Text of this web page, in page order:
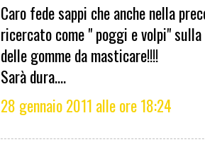
Caro fede sappi che anche nella
ricercato come " poggi e volpi"
delle gomme da masticare!!!!
Sarà dura....
28 gennaio 2011 alle ore 18:24